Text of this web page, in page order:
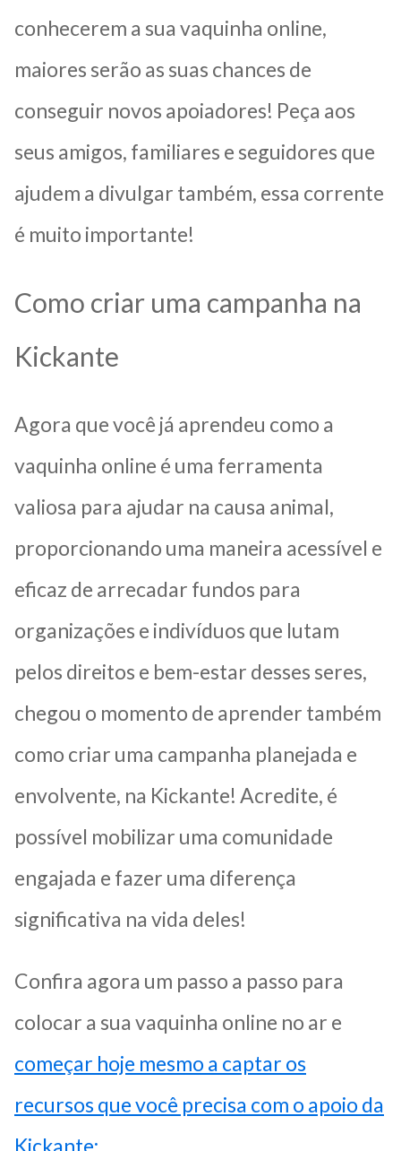
conhecerem a sua vaquinha online,
maiores serão as suas chances de
conseguir novos apoiadores! Peça aos
seus amigos, familiares e seguidores que
ajudem a divulgar também, essa corrente
é muito importante!
Como criar uma campanha na
Kickante
Agora que você já aprendeu como a
vaquinha online é uma ferramenta
valiosa para ajudar na causa animal,
proporcionando uma maneira acessível e
eficaz de arrecadar fundos para
organizações e indivíduos que lutam
pelos direitos e bem-estar desses seres,
chegou o momento de aprender também
como criar uma campanha planejada e
envolvente, na Kickante! Acredite, é
possível mobilizar uma comunidade
engajada e fazer uma diferença
significativa na vida deles!
Confira agora um passo a passo para
colocar a sua vaquinha online no ar e
começar hoje mesmo a captar os
recursos que você precisa com o apoio da
Kickante: